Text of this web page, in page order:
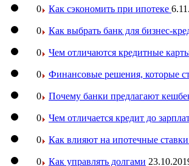
0 Как сэкономить при ипотеке
0 Как выбрать банк для бизнес-
0 Чем отличаются кредитные
0 Финансовые решения, которые
0 Почему банки предлагают
0 Чем отличается кредит до
0 Как влияют на ипотечные
0 Как управлять долгами